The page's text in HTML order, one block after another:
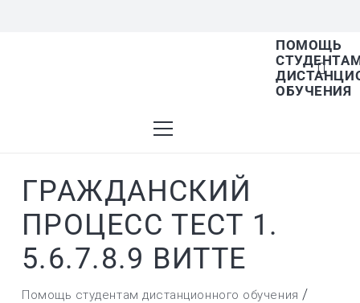
ПОМОЩЬ
ОБУЧЕНИЯ
списке найденных результатов
вверх и вниз для выбора и Enter для
на нужную страницу. Если у вас
с тачскрином, используйте
ГРАЖДАНСКИЙ
ПРОЦЕСС ТЕСТ 1.
5.6.7.8.9 ВИТТЕ
Помощь студентам дистанционного обучения /